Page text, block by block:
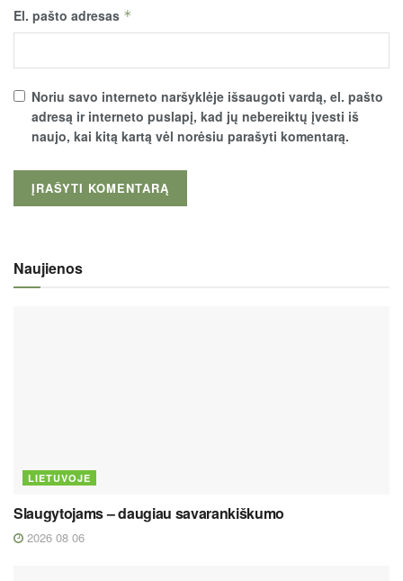
El. pašto adresas *
Noriu savo interneto naršyklėje išsaugoti vardą, el. pašto
adresą ir interneto puslapį, kad jų nebereiktų įvesti iš
naujo, kai kitą kartą vėl norėsiu parašyti komentarą.
Naujienos
LIETUVOJE
Slaugytojams – daugiau savarankiškumo
2026 08 06